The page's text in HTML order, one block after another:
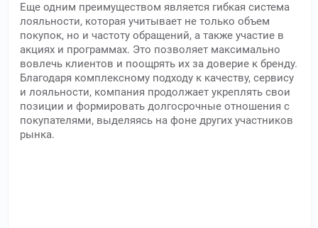
Еще одним преимуществом является гибкая система
лояльности, которая учитывает не только объем
покупок, но и частоту обращений, а также участие в
акциях и программах. Это позволяет максимально
вовлечь клиентов и поощрять их за доверие к бренду.
Благодаря комплексному подходу к качеству, сервису
и лояльности, компания продолжает укреплять свои
позиции и формировать долгосрочные отношения с
покупателями, выделяясь на фоне других участников
рынка.